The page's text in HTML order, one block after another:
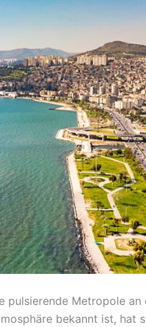
Metropole
bekannt ist, hat